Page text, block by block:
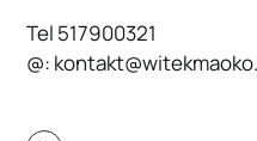
Tel 517900321
@: